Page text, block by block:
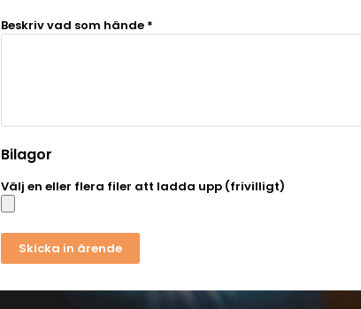
Beskriv vad som hände *
Bilagor
Välj en eller flera filer att ladda upp (frivilligt)
Skicka in ärende